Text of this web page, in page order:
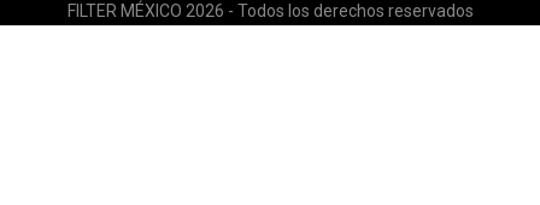
FILTER MÉXICO 2026 - Todos los derechos reservados